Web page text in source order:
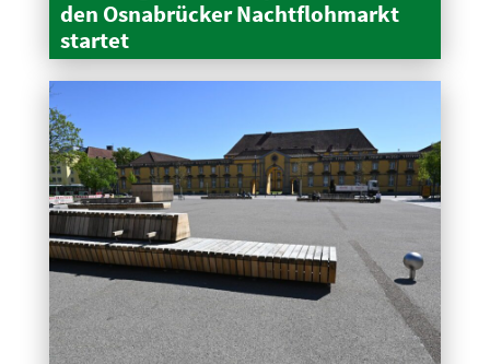
den Osnabrücker Nacht­floh­markt
startet